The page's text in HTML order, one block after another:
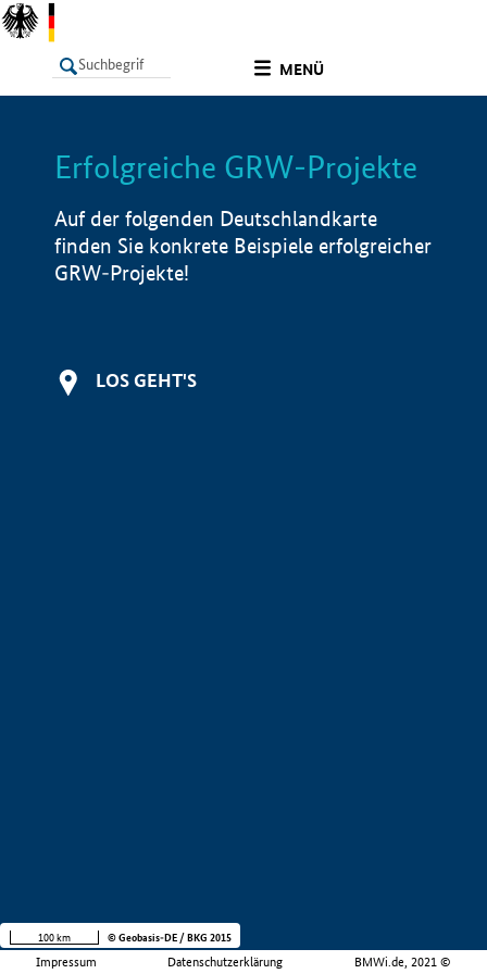
MENÜ
LISTE Info
Erfolgreiche GRW-Projekte
Auf der folgenden Deutschlandkarte
finden Sie konkrete Beispiele erfolgreicher
GRW-Projekte!
LOS GEHT'S
Impressum Datenschutzerklärung BMWi.de, 2021 ©
100 km © Geobasis-DE / BKG 2015